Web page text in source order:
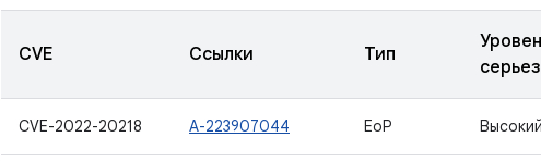
CVE Ссылки Тип
CVE-2022-20218 A-223907044 EoP Высокий